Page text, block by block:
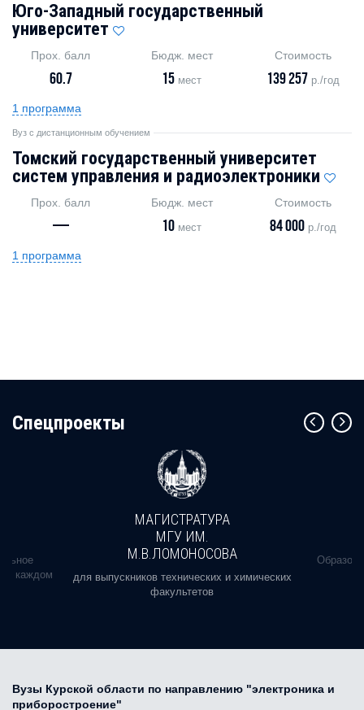
Юго-Западный государственный
университет
Прох. балл
60.7
Бюдж. мест
15 мест
Стоимость
139 257 р./год
1 программа
Вуз с дистанционным обучением
Томский государственный университет
систем управления и радиоэлектроники
Прох. балл
—
Бюдж. мест
10 мест
Стоимость
84 000 р./год
1 программа
Cпецпроекты
в каждом
МАГИСТРАТУРА
МГУ ИМ.
М.В.ЛОМОНОСОВА
для выпускников технических и химических
факультетов
Вузы Курской области по направлению "электроника и
приборостроение"